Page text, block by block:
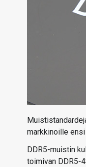
markkinoille ensi
DDR5-muistin
toimivan DDR5-